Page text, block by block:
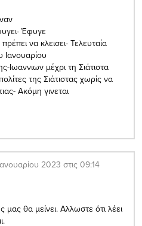
Έφυγε
να κλεισει- Τελευταία
Ιανουαρίου
μέχρι τη Σιάτιστα
της Σιάτιστας χωρίς να
Ακόμη γινεται
2023 στις 09:14
θα μείνει. Αλλωστε ότι λέει